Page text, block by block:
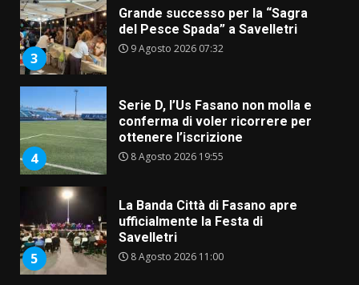
3
Grande successo per la “Sagra
del Pesce Spada” a Savelletri
9 Agosto 2026 07:32
4
Serie D, l’Us Fasano non molla e
conferma di voler ricorrere per
ottenere l’iscrizione
8 Agosto 2026 19:55
5
La Banda Città di Fasano apre
ufficialmente la Festa di
Savelletri
8 Agosto 2026 11:00